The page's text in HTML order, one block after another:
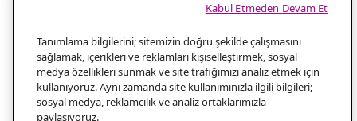
Tekrar deneyelim
1.0 Aramanızın yazılışını kontrol edin
Tanımlama bilgilerini; sitemizin doğru şekilde çalışmasını
sağlamak, içerikleri ve reklamları kişiselleştirmek, sosyal
medya özellikleri sunmak ve site trafiğimizi analiz etmek için
kullanıyoruz. Aynı zamanda site kullanımınızla ilgili bilgileri;
sosyal medya, reklamcılık ve analiz ortaklarımızla
paylaşıyoruz.
Kabul Etmeden Devam Et